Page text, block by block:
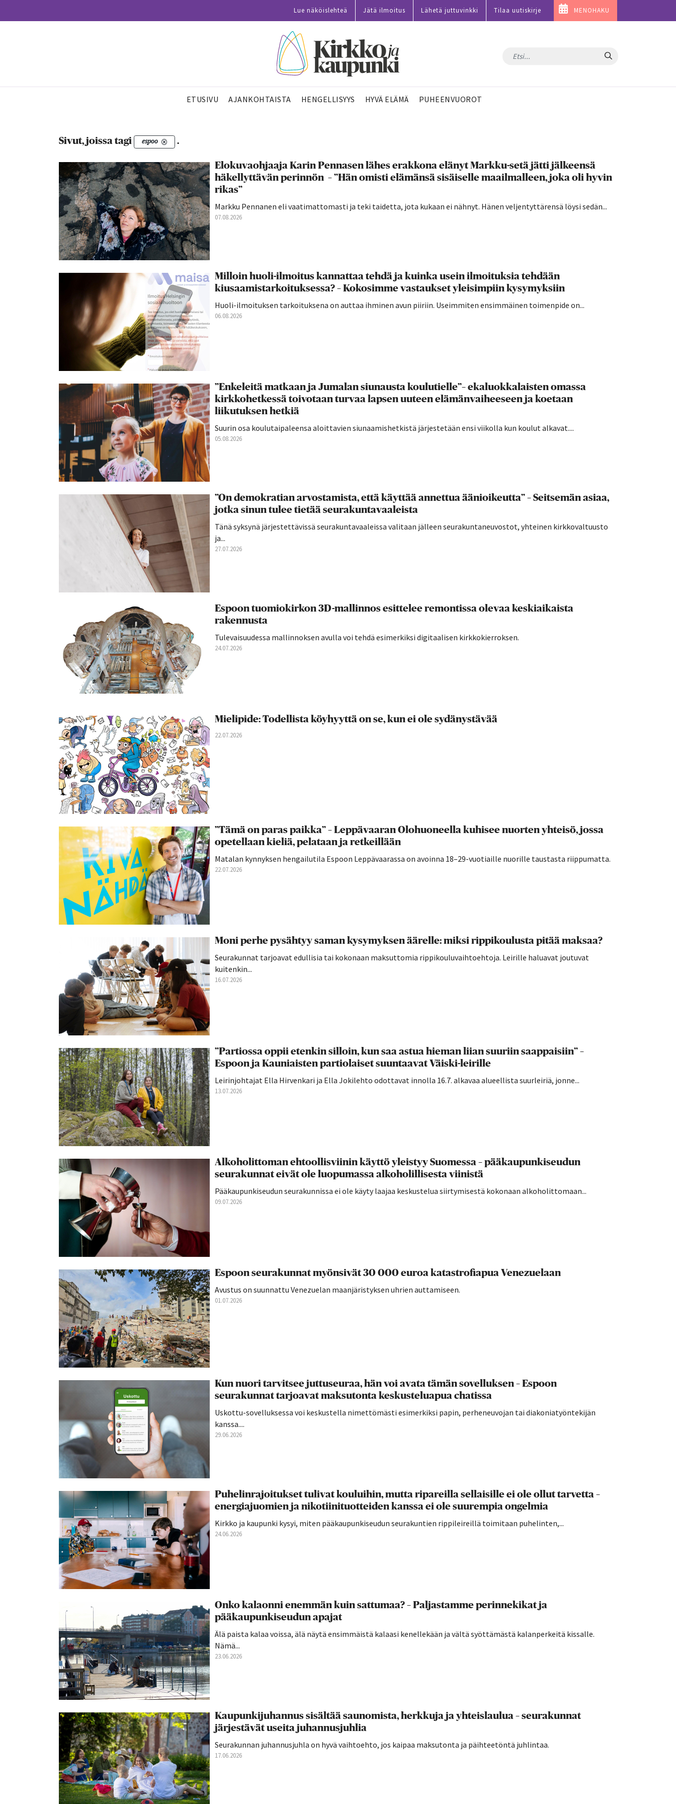
Lue näköislehteä Jätä ilmoitus Lähetä juttuvinkki Tilaa uutiskirje MENOHAKU
Hae
ETUSIVU AJANKOHTAISTA HENGELLISYYS HYVÄ ELÄMÄ PUHEENVUOROT
Sivut, joissa tagi espoo .
Elokuvaohjaaja Karin Pennasen lähes erakkona elänyt Markku-setä jätti jälkeensä
häkellyttävän perinnön – ”Hän omisti elämänsä sisäiselle maailmalleen, joka oli hyvin
rikas”
Markku Pennanen eli vaatimattomasti ja teki taidetta, jota kukaan ei nähnyt. Hänen veljentyttärensä löysi sedän...
07.08.2026
Milloin huoli-ilmoitus kannattaa tehdä ja kuinka usein ilmoituksia tehdään
kiusaamistarkoituksessa? – Kokosimme vastaukset yleisimpiin kysymyksiin
Huoli-ilmoituksen tarkoituksena on auttaa ihminen avun piiriin. Useimmiten ensimmäinen toimenpide on...
06.08.2026
”Enkeleitä matkaan ja Jumalan siunausta koulutielle”– ekaluokkalaisten omassa
kirkkohetkessä toivotaan turvaa lapsen uuteen elämänvaiheeseen ja koetaan
liikutuksen hetkiä
Suurin osa koulutaipaleensa aloittavien siunaamishetkistä järjestetään ensi viikolla kun koulut alkavat....
05.08.2026
”On demokratian arvostamista, että käyttää annettua äänioikeutta” – Seitsemän asiaa,
jotka sinun tulee tietää seurakuntavaaleista
Tänä syksynä järjestettävissä seurakuntavaaleissa valitaan jälleen seurakuntaneuvostot, yhteinen kirkkovaltuusto
ja...
27.07.2026
Espoon tuomiokirkon 3D-mallinnos esittelee remontissa olevaa keskiaikaista
rakennusta
Tulevaisuudessa mallinnoksen avulla voi tehdä esimerkiksi digitaalisen kirkkokierroksen.
24.07.2026
Mielipide: Todellista köyhyyttä on se, kun ei ole sydänystävää
22.07.2026
”Tämä on paras paikka” – Leppävaaran Olohuoneella kuhisee nuorten yhteisö, jossa
opetellaan kieliä, pelataan ja retkeillään
Matalan kynnyksen hengailutila Espoon Leppävaarassa on avoinna 18–29-vuotiaille nuorille taustasta riippumatta.
22.07.2026
Moni perhe pysähtyy saman kysymyksen äärelle: miksi rippikoulusta pitää maksaa?
Seurakunnat tarjoavat edullisia tai kokonaan maksuttomia rippikouluvaihtoehtoja. Leirille haluavat joutuvat
kuitenkin...
16.07.2026
”Partiossa oppii etenkin silloin, kun saa astua hieman liian suuriin saappaisiin” –
Espoon ja Kauniaisten partiolaiset suuntaavat Väiski-leirille
Leirinjohtajat Ella Hirvenkari ja Ella Jokilehto odottavat innolla 16.7. alkavaa alueellista suurleiriä, jonne...
13.07.2026
Alkoholittoman ehtoollisviinin käyttö yleistyy Suomessa – pääkaupunkiseudun
seurakunnat eivät ole luopumassa alkoholillisesta viinistä
Pääkaupunkiseudun seurakunnissa ei ole käyty laajaa keskustelua siirtymisestä kokonaan alkoholittomaan...
09.07.2026
Espoon seurakunnat myönsivät 30 000 euroa katastrofiapua Venezuelaan
Avustus on suunnattu Venezuelan maanjäristyksen uhrien auttamiseen.
01.07.2026
Kun nuori tarvitsee juttuseuraa, hän voi avata tämän sovelluksen – Espoon
seurakunnat tarjoavat maksutonta keskusteluapua chatissa
Uskottu-sovelluksessa voi keskustella nimettömästi esimerkiksi papin, perheneuvojan tai diakoniatyöntekijän
kanssa....
29.06.2026
Puhelinrajoitukset tulivat kouluihin, mutta ripareilla sellaisille ei ole ollut tarvetta –
energiajuomien ja nikotiinituotteiden kanssa ei ole suurempia ongelmia
Kirkko ja kaupunki kysyi, miten pääkaupunkiseudun seurakuntien rippileireillä toimitaan puhelinten,...
24.06.2026
Onko kalaonni enemmän kuin sattumaa? – Paljastamme perinnekikat ja
pääkaupunkiseudun apajat
Älä paista kalaa voissa, älä näytä ensimmäistä kalaasi kenellekään ja vältä syöttämästä kalanperkeitä kissalle.
Nämä...
23.06.2026
Kaupunkijuhannus sisältää saunomista, herkkuja ja yhteislaulua – seurakunnat
järjestävät useita juhannusjuhlia
Seurakunnan juhannusjuhla on hyvä vaihtoehto, jos kaipaa maksutonta ja päihteetöntä juhlintaa.
17.06.2026